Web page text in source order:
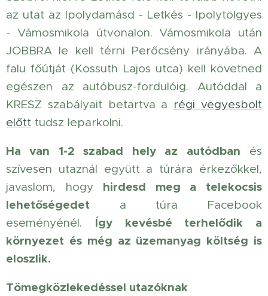
az utat az Ipolydamásd - Letkés - Ipolytölgyes
- Vámosmikola útvonalon. Vámosmikola után
JOBBRA le kell térni Perőcsény irányába. A
falu főútját (Kossuth Lajos utca) kell követned
egészen az autóbusz-fordulóig. Autóddal a
KRESZ szabályait betartva a régi vegyesbolt
előtt tudsz leparkolni.
Ha van 1-2 szabad hely az autódban és
szívesen utaznál együtt a túrára érkezőkkel,
javaslom, hogy hirdesd meg a telekocsis
lehetőségedet a túra Facebook
eseményénél. Így kevésbé terhelődik a
környezet és még az üzemanyag költség is
eloszlik.
Tömegközlekedéssel utazóknak